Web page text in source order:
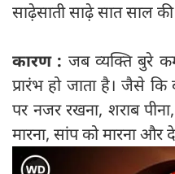
साढ़ेसाती साढ़े सात साल
कारण : जब व्यक्ति बुरे
प्रारंभ हो जाता है। जैसे कि
पर नजर रखना, शराब
मारना, सांप को मारना